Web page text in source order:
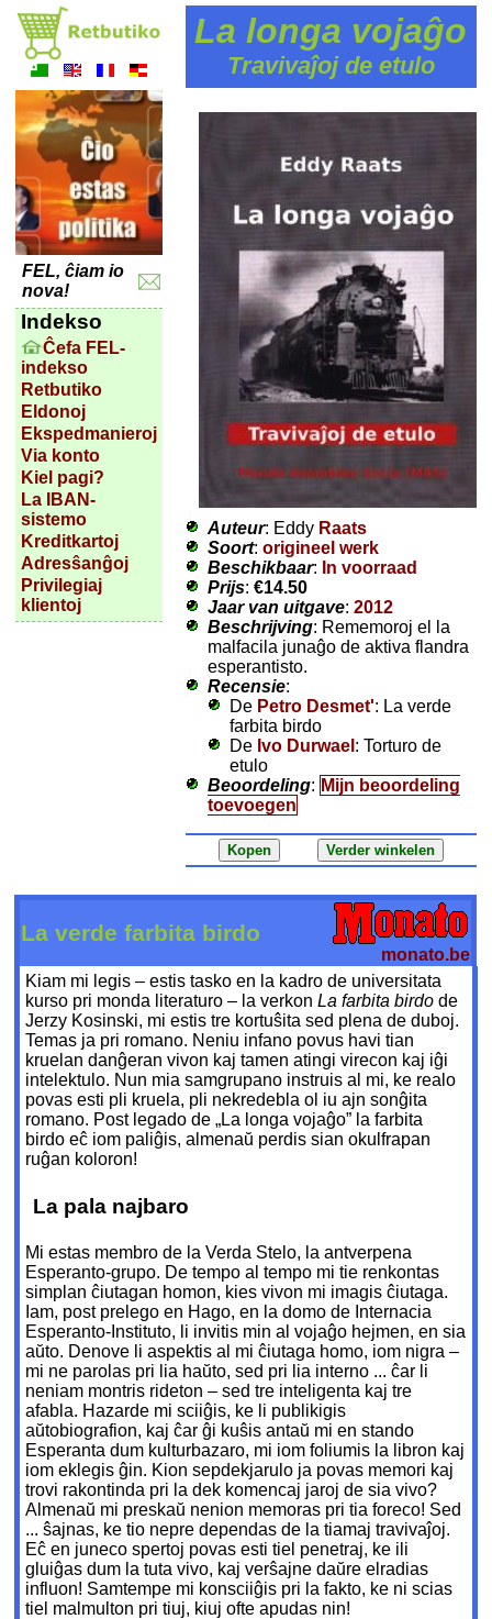
FEL, ĉiam io
nova!
Indekso
Ĉefa FEL-
indekso
Retbutiko
Eldonoj
Ekspedmanieroj
Via konto
Kiel pagi?
La IBAN-
sistemo
Kreditkartoj
Adresŝanĝoj
Privilegiaj
klientoj
La longa vojaĝo
Travivaĵoj de etulo
Auteur: Eddy Raats
Soort: origineel werk
Beschikbaar: In voorraad
Prijs: €14.50
Jaar van uitgave: 2012
Beschrijving: Rememoroj el la
malfacila junaĝo de aktiva flandra
esperantisto.
Recensie:
De Petro Desmet': La verde
farbita birdo
De Ivo Durwael : Torturo de
etulo
Beoordeling: Mijn beoordeling
toevoegen
La verde farbita birdo
monato.be
Kiam mi legis – estis tasko en la kadro de universitata
kurso pri monda literaturo – la verkonLa farbita birdo de
Jerzy Kosinski, mi estis tre kortuŝita sed plena de duboj.
Temas ja pri romano. Neniu infano povus havi tian
kruelan danĝeran vivon kaj tamen atingi virecon kaj iĝi
intelektulo. Nun mia samgrupano instruis al mi, ke realo
povas esti pli kruela, pli nekredebla ol iu ajn sonĝita
romano. Post legado de „La longa vojaĝo” la farbita
birdo eĉ iom paliĝis, almenaŭ perdis sian okulfrapan
ruĝan koloron!
La pala najbaro
Mi estas membro de la Verda Stelo, la antverpena
Esperanto-grupo. De tempo al tempo mi tie renkontas
simplan ĉiutagan homon, kies vivon mi imagis ĉiutaga.
Iam, post prelego en Hago, en la domo de Internacia
Esperanto-Instituto, li invitis min al vojaĝo hejmen, en sia
aŭto. Denove li aspektis al mi ĉiutaga homo, iom nigra –
mi ne parolas pri lia haŭto, sed pri lia interno ... ĉar li
neniam montris rideton – sed tre inteligenta kaj tre
afabla. Hazarde mi sciiĝis, ke li publikigis
aŭtobiografion, kaj ĉar ĝi kuŝis antaŭ mi en stando
Esperanta dum kulturbazaro, mi iom foliumis la libron kaj
iom eklegis ĝin. Kion sepdekjarulo ja povas memori kaj
trovi rakontinda pri la dek komencaj jaroj de sia vivo?
Almenaŭ mi preskaŭ nenion memoras pri tia foreco! Sed
... ŝajnas, ke tio nepre dependas de la tiamaj travivaĵoj.
Eĉ en juneco spertoj povas esti tiel penetraj, ke ili
gluiĝas dum la tuta vivo, kaj verŝajne daŭre elradias
influon! Samtempe mi konsciiĝis pri la fakto, ke ni scias
tiel malmulton pri tiuj, kiuj ofte apudas nin!